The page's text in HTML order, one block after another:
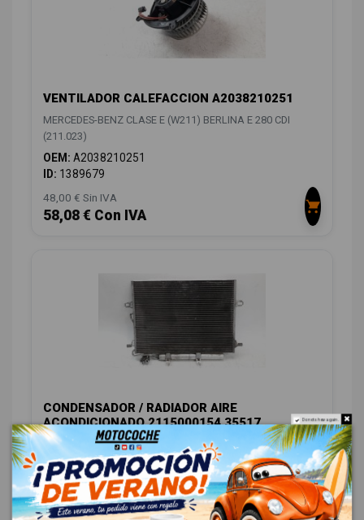
VENTILADOR CALEFACCION A2038210251
MERCEDES-BENZ CLASE E (W211) BERLINA E 280 CDI
(211.023)
OEM: A2038210251
ID: 1389679
48,00 € Sin IVA
58,08 € Con IVA
CONDENSADOR / RADIADOR AIRE
ACONDICIONADO 2115000154 35517
MERCEDES-BENZ CLASE E (W211) BERLINA E 280 CDI
(211.023)
OEM:2115000154
ID:1424599
Do not show again.